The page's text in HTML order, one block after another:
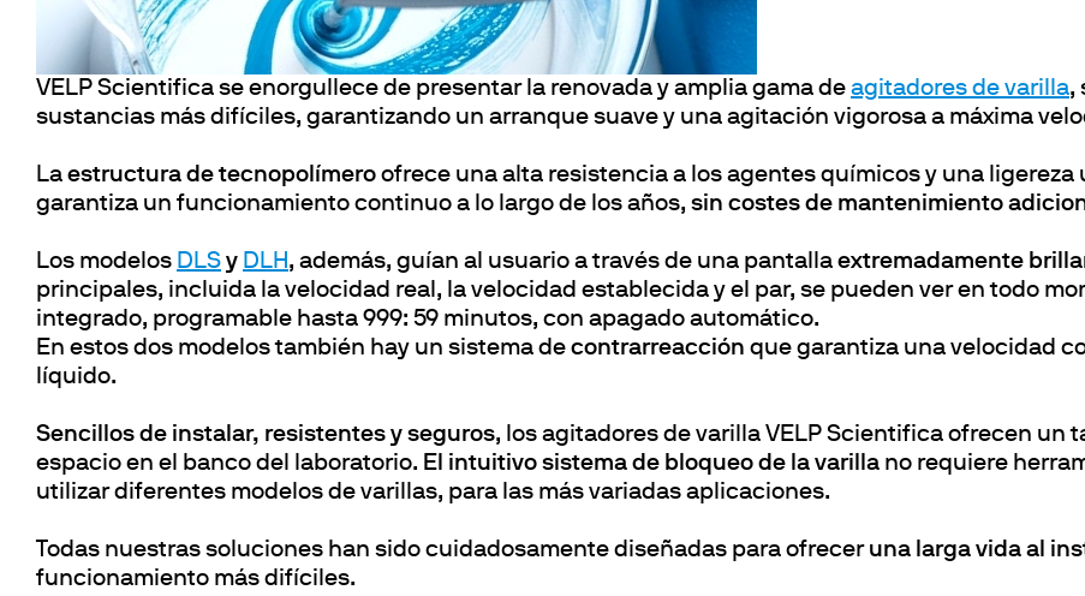
Piezas de repuesto
accesorios
Piezas de repuesto
Mezclado y Agitación
Dispersión
Calefacción por bloques secos
VELP Scientifica se enorgullece de presentar la renovada y amplia gama de agitadores de varilla,
sustancias más difíciles, garantizando un arranque suave y una agitación vigorosa a máxima
La estructura de tecnopolímero ofrece una alta resistencia a los agentes químicos y una
garantiza un funcionamiento continuo a lo largo de los años, sin costes de mantenimiento
Los modelos DLS y DLH , además, guían al usuario a través de una pantalla extremadamente
principales, incluida la velocidad real, la velocidad establecida y el par, se pueden ver en todo
integrado, programable hasta 999: 59 minutos, con apagado automático.
En estos dos modelos también hay un sistema de contrarreacción que garantiza una velocidad
líquido.
Sencillos de instalar, resistentes y seguros, los agitadores de varilla VELP Scientifica ofrecen un
espacio en el banco del laboratorio. El intuitivo sistema de bloqueo de la varilla no requiere
utilizar diferentes modelos de varillas, para las más variadas aplicaciones.
Todas nuestras soluciones han sido cuidadosamente diseñadas para ofrecer una larga vida al
funcionamiento más difíciles.